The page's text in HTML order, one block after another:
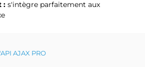
: s'intègre parfaitement aux
AJAX PRO